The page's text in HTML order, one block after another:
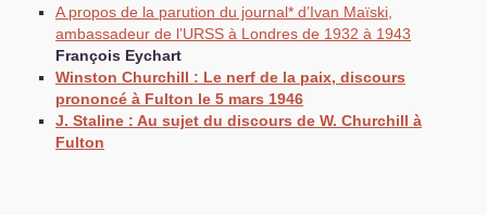
A propos de la parution du journal* d’Ivan Maïski,
ambassadeur de l’URSS à Londres de 1932 à 1943
François Eychart
Winston Churchill : Le nerf de la paix, discours
prononcé à Fulton le 5 mars 1946
J. Staline : Au sujet du discours de W. Churchill à
Fulton